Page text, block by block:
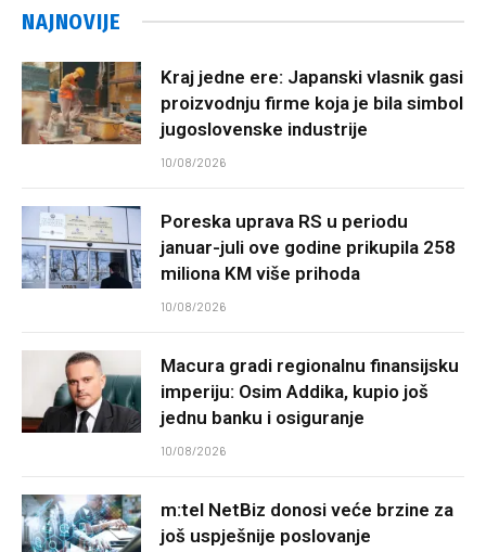
NAJNOVIJE
Kraj jedne ere: Japanski vlasnik gasi
proizvodnju firme koja je bila simbol
jugoslovenske industrije
10/08/2026
Poreska uprava RS u periodu
januar-juli ove godine prikupila 258
miliona KM više prihoda
10/08/2026
Macura gradi regionalnu finansijsku
imperiju: Osim Addika, kupio još
jednu banku i osiguranje
10/08/2026
m:tel NetBiz donosi veće brzine za
još uspješnije poslovanje